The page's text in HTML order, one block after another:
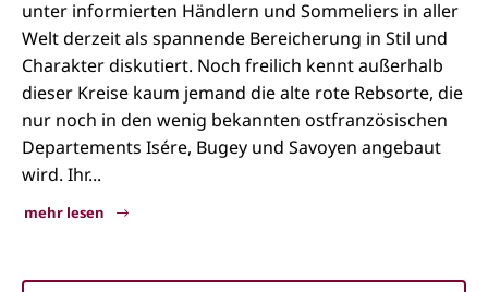
unter informierten Händlern und Sommeliers in aller
Welt derzeit als spannende Bereicherung in Stil und
Charakter diskutiert. Noch freilich kennt außerhalb
dieser Kreise kaum jemand die alte rote Rebsorte, die
nur noch in den wenig bekannten ostfranzösischen
Departements Isére, Bugey und Savoyen angebaut
wird. Ihr...
mehr lesen